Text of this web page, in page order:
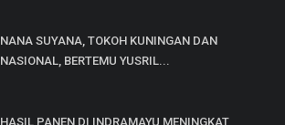
NANA SUYANA, TOKOH KUNINGAN DAN
NASIONAL, BERTEMU YUSRIL...
HASIL PANEN DI INDRAMAYU MENINGKAT